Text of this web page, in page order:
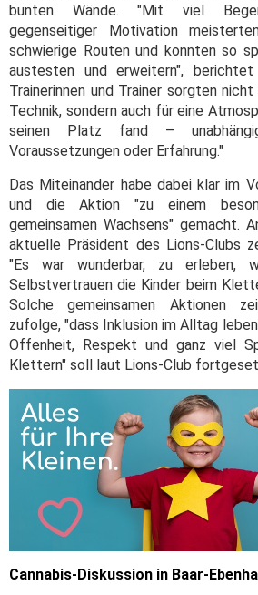
bunten Wände. "Mit viel
gegenseitiger Motivation
schwierige Routen und konnten so
austesten und erweitern",
Trainerinnen und Trainer sorgten
Technik, sondern auch für eine
seinen Platz fand –
Voraussetzungen oder Erfahrung."
Das Miteinander habe dabei klar im
und die Aktion "zu einem
gemeinsamen Wachsens" gemacht.
aktuelle Präsident des Lions-Clubs
"Es war wunderbar, zu erleben,
Selbstvertrauen die Kinder beim
Solche gemeinsamen Aktionen
zufolge, "dass Inklusion im Alltag
Offenheit, Respekt und ganz viel
Klettern" soll laut Lions-Club
Cannabis-Diskussion in Baar-